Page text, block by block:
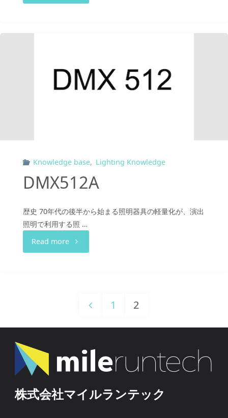
Knowledge base, Lighting Knowledge
DMX512A
歴史 70年代の後半から始まる照明器具の軽量化が、演出
照明で利用する照 …
Read more"DMX512A"
投
稿
ナ
1 2
株式会社マイルランテック